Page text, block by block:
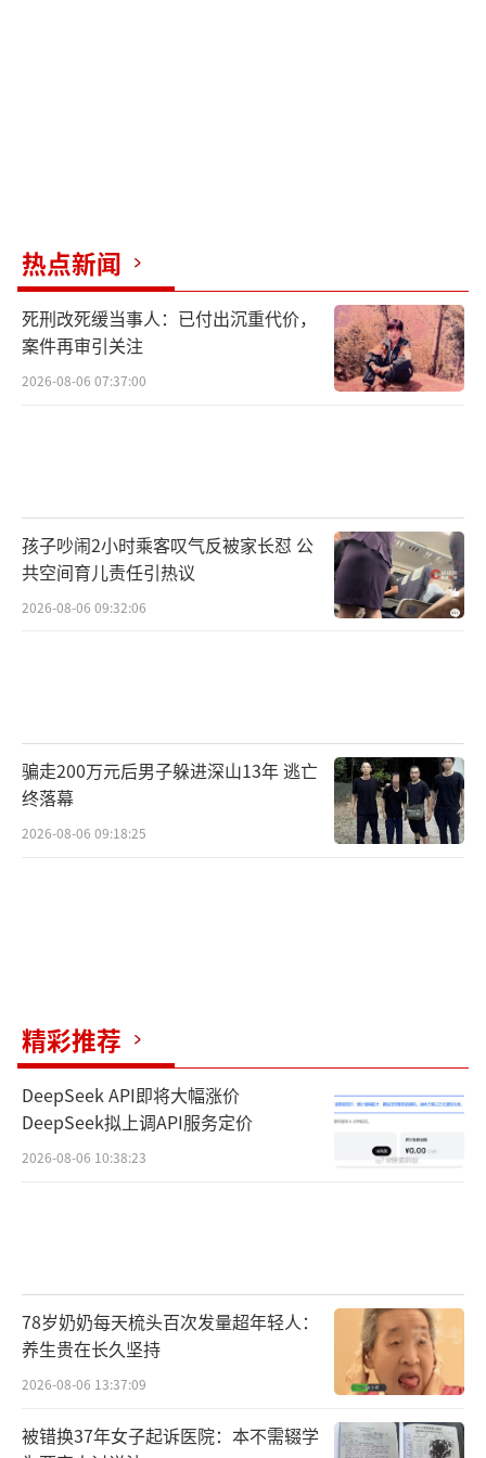
热点新闻
死刑改死缓当事人：已付出沉重代价，
案件再审引关注
2026-08-06 07:37:00
孩子吵闹2小时乘客叹气反被家长怼 公
共空间育儿责任引热议
2026-08-06 09:32:06
骗走200万元后男子躲进深山13年 逃亡
终落幕
2026-08-06 09:18:25
精彩推荐
DeepSeek API即将大幅涨价
DeepSeek拟上调API服务定价
2026-08-06 10:38:23
78岁奶奶每天梳头百次发量超年轻人：
养生贵在长久坚持
2026-08-06 13:37:09
被错换37年女子起诉医院：本不需辍学